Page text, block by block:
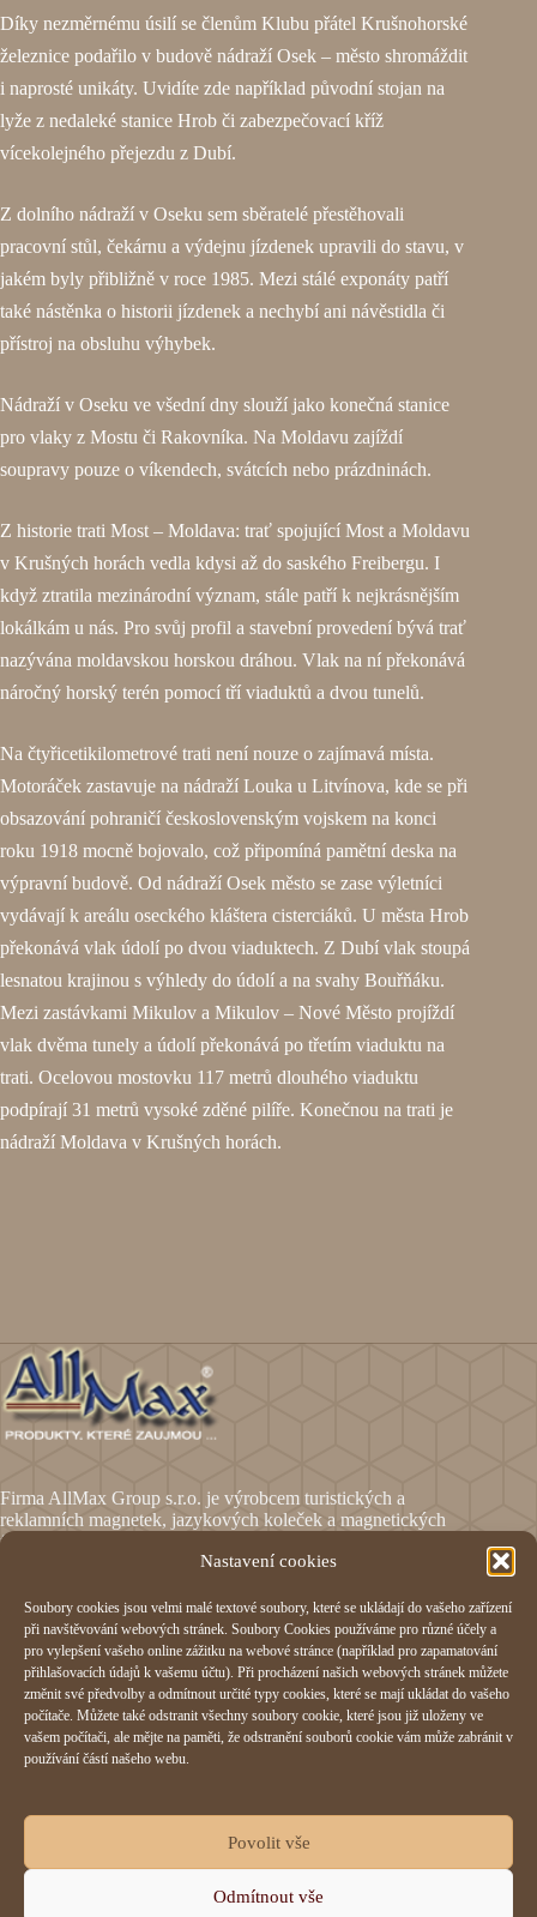
Nastavení cookies
Soubory cookies jsou velmi malé textové soubory, které se ukládají do vašeho zařízení
při navštěvování webových stránek. Soubory Cookies používáme pro různé účely a
pro vylepšení vašeho online zážitku na webové stránce (například pro zapamatování
přihlašovacích údajů k vašemu účtu). Při procházení našich webových stránek můžete
změnit své předvolby a odmítnout určité typy cookies, které se mají ukládat do vašeho
počítače. Můžete také odstranit všechny soubory cookie, které jsou již uloženy ve
vašem počítači, ale mějte na paměti, že odstranění souborů cookie vám může zabránit v
používání částí našeho webu.
Povolit vše
Odmítnout vše
Díky nezměrnému úsilí se členům Klubu přátel Krušnohorské
železnice podařilo v budově nádraží Osek – město shromáždit
i naprosté unikáty. Uvidíte zde například původní stojan na
lyže z nedaleké stanice Hrob či zabezpečovací kříž
vícekolejného přejezdu z Dubí.
Z dolního nádraží v Oseku sem sběratelé přestěhovali
pracovní stůl, čekárnu a výdejnu jízdenek upravili do stavu, v
jakém byly přibližně v roce 1985. Mezi stálé exponáty patří
také nástěnka o historii jízdenek a nechybí ani návěstidla či
přístroj na obsluhu výhybek.
Nádraží v Oseku ve všední dny slouží jako konečná stanice
pro vlaky z Mostu či Rakovníka. Na Moldavu zajíždí
soupravy pouze o víkendech, svátcích nebo prázdninách.
Z historie trati Most – Moldava: trať spojující Most a Moldavu
v Krušných horách vedla kdysi až do saského Freibergu. I
když ztratila mezinárodní význam, stále patří k nejkrásnějším
lokálkám u nás. Pro svůj profil a stavební provedení bývá trať
nazývána moldavskou horskou dráhou. Vlak na ní překonává
náročný horský terén pomocí tří viaduktů a dvou tunelů.
Na čtyřicetikilometrové trati není nouze o zajímavá místa.
Motoráček zastavuje na nádraží Louka u Litvínova, kde se při
obsazování pohraničí československým vojskem na konci
roku 1918 mocně bojovalo, což připomíná pamětní deska na
výpravní budově. Od nádraží Osek město se zase výletníci
vydávají k areálu oseckého kláštera cisterciáků. U města Hrob
překonává vlak údolí po dvou viaduktech. Z Dubí vlak stoupá
lesnatou krajinou s výhledy do údolí a na svahy Bouřňáku.
Mezi zastávkami Mikulov a Mikulov – Nové Město projíždí
vlak dvěma tunely a údolí překonává po třetím viaduktu na
trati. Ocelovou mostovku 117 metrů dlouhého viaduktu
podpírají 31 metrů vysoké zděné pilíře. Konečnou na trati je
nádraží Moldava v Krušných horách.
Firma AllMax Group s.r.o. je výrobcem turistických a
reklamních magnetek, jazykových koleček a magnetických
fólií.
Informace
Obchodní podmínky
Reklamační formulář
Odstoupení od smlouvy
Ochrana osobních údajů
Cookies
Hornomlýnská 832,